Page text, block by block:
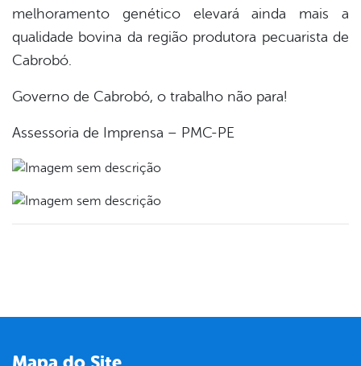
melhoramento genético elevará ainda mais a
qualidade bovina da região produtora pecuarista de
Cabrobó.
Governo de Cabrobó, o trabalho não para!
Assessoria de Imprensa – PMC-PE